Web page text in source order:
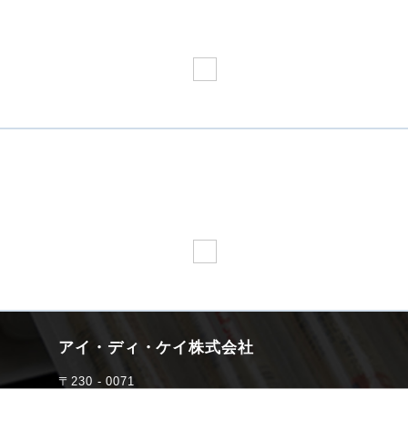
アイ・ディ・ケイ株式会社
〒230 - 0071